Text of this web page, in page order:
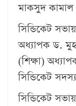
মাকসুদ কামাল
সিন্ডিকেট
অধ্যাপক ড.
(শিক্ষা)
সিন্ডিকেট
সিন্ডিকেট